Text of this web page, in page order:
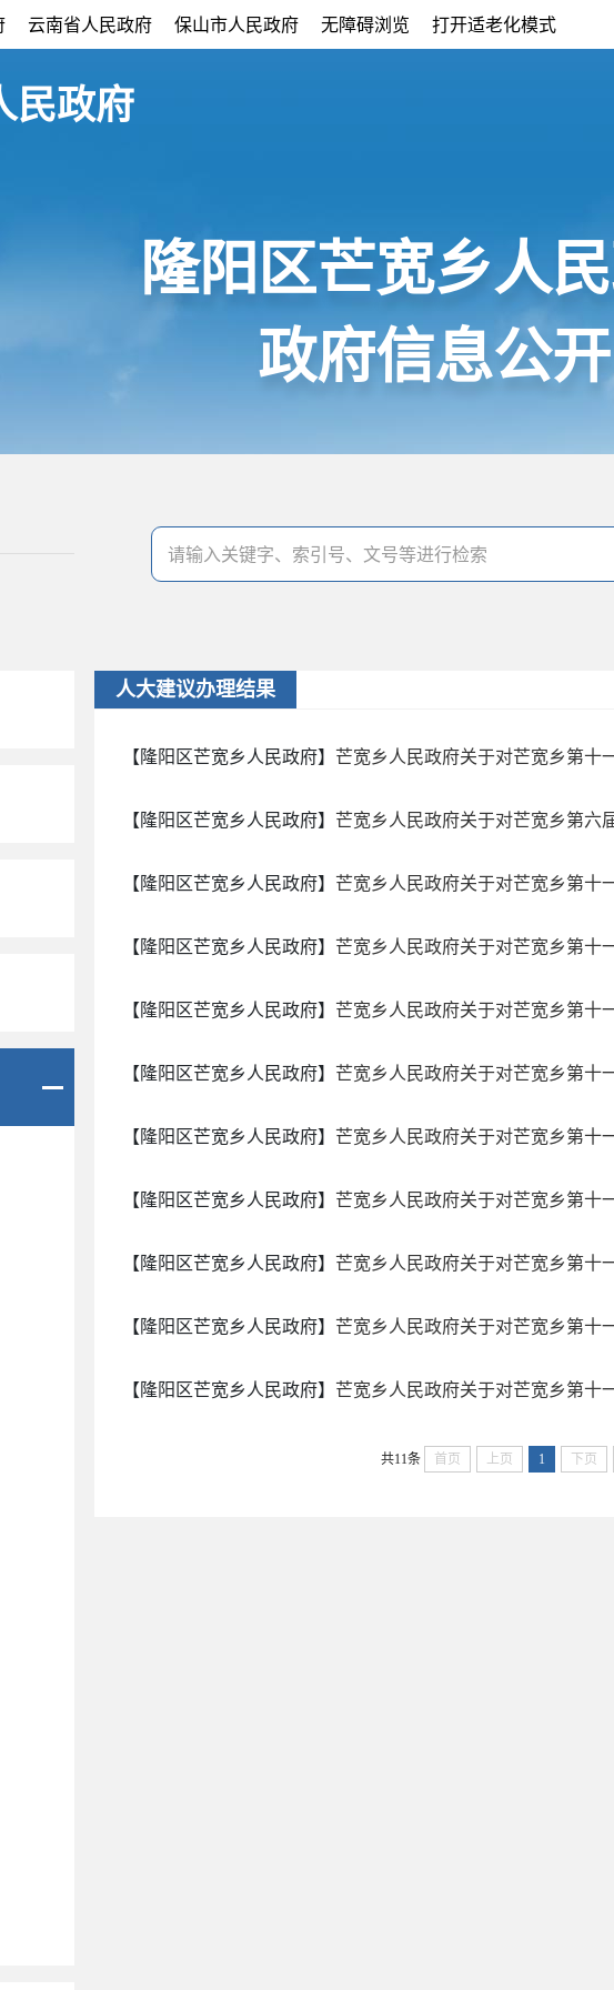
云南省人民政府 保山市人民政府 无障碍浏览 打开适老化模式
民政府
隆阳区芒宽乡人
政府信息公开
人大建议办理结果
【隆阳区芒宽乡人民政府】 芒宽乡人民政府关于对芒宽乡第十
【隆阳区芒宽乡人民政府】 芒宽乡人民政府关于对芒宽乡第六
【隆阳区芒宽乡人民政府】 芒宽乡人民政府关于对芒宽乡第十
【隆阳区芒宽乡人民政府】 芒宽乡人民政府关于对芒宽乡第十
【隆阳区芒宽乡人民政府】 芒宽乡人民政府关于对芒宽乡第十
【隆阳区芒宽乡人民政府】 芒宽乡人民政府关于对芒宽乡第十
【隆阳区芒宽乡人民政府】 芒宽乡人民政府关于对芒宽乡第十
【隆阳区芒宽乡人民政府】 芒宽乡人民政府关于对芒宽乡第十
【隆阳区芒宽乡人民政府】 芒宽乡人民政府关于对芒宽乡第十
【隆阳区芒宽乡人民政府】 芒宽乡人民政府关于对芒宽乡第十
【隆阳区芒宽乡人民政府】 芒宽乡人民政府关于对芒宽乡第十
共11条 首页 上页 1 下页